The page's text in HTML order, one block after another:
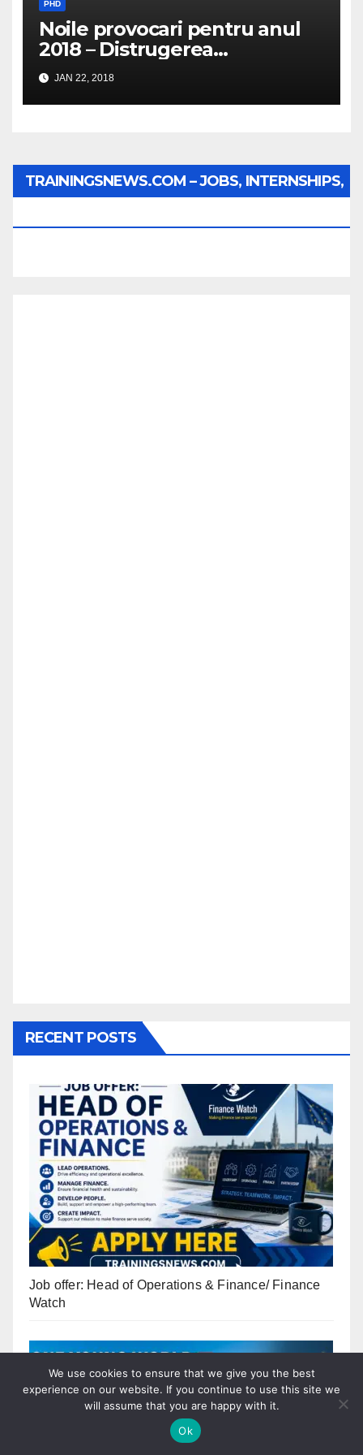
PHD
Noile provocari pentru anul
2018 – Distrugerea
structurilor EUro-Atlanti…
JAN 22, 2018
TRAININGSNEWS.COM – JOBS, INTERNSHIPS,
RECENT POSTS
Job offer: Head of Operations & Finance/ Finance
Watch
We use cookies to ensure that we give you the best
experience on our website. If you continue to use this site we
will assume that you are happy with it.
Ok